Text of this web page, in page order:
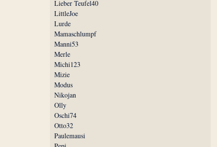
Lieber Teufel40
LittleJoe
Lurde
Mamaschlumpf
Manni53
Merle
Michi123
Mizie
Modus
Nikojan
Olly
Oschi74
Otto32
Paulemausi